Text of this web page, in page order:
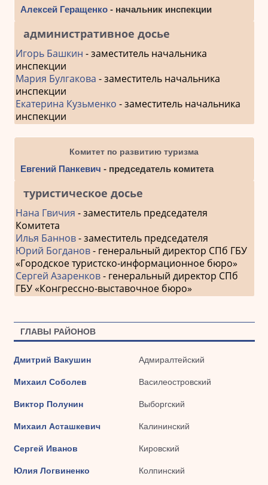
Алексей Геращенко- начальник инспекции
административное досье
Игорь Башкин - заместитель начальника
инспекции
Мария Булгакова - заместитель начальника
инспекции
Екатерина Кузьменко - заместитель начальника
инспекции
Комитет по развитию туризма
Евгений Панкевич - председатель комитета
туристическое досье
Нана Гвичия - заместитель председателя
Комитета
Илья Баннов- заместитель председателя
Юрий Богданов- генеральный директор СПб ГБУ
«Городское туристско-информационное бюро»
Сергей Азаренков- генеральный директор СПб
ГБУ «Конгрессно-выставочное бюро»
ГЛАВЫ РАЙОНОВ
Дмитрий Вакушин Адмиралтейский
Михаил Соболев Василеостровский
Виктор Полунин Выборгский
Михаил Асташкевич Калининский
Сергей Иванов Кировский
Юлия Логвиненко Колпинский